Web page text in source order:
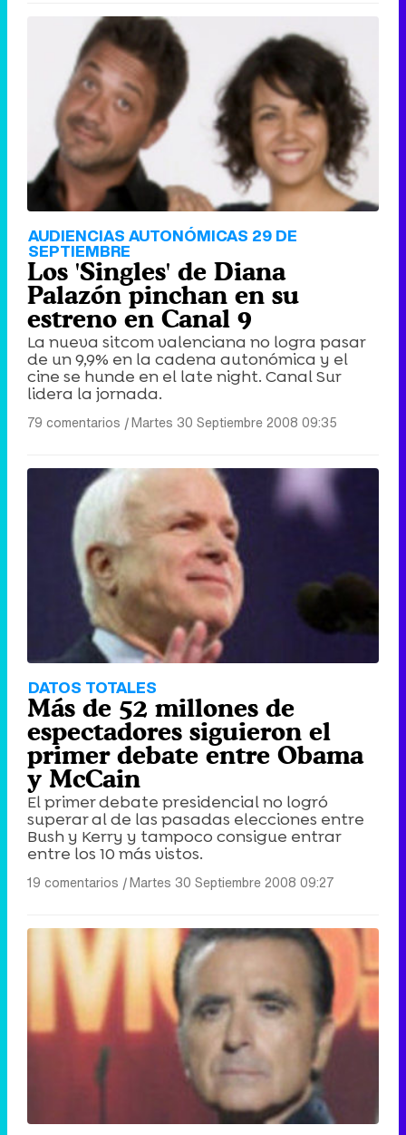
AUDIENCIAS AUTONÓMICAS 29 DE
SEPTIEMBRE
Los 'Singles' de Diana
Palazón pinchan en su
estreno en Canal 9
La nueva sitcom valenciana no logra pasar
de un 9,9% en la cadena autonómica y el
cine se hunde en el late night. Canal Sur
lidera la jornada.
79 comentarios |Martes 30 Septiembre 2008 09:35
DATOS TOTALES
Más de 52 millones de
espectadores siguieron el
primer debate entre Obama
y McCain
El primer debate presidencial no logró
superar al de las pasadas elecciones entre
Bush y Kerry y tampoco consigue entrar
entre los 10 más vistos.
19 comentarios |Martes 30 Septiembre 2008 09:27